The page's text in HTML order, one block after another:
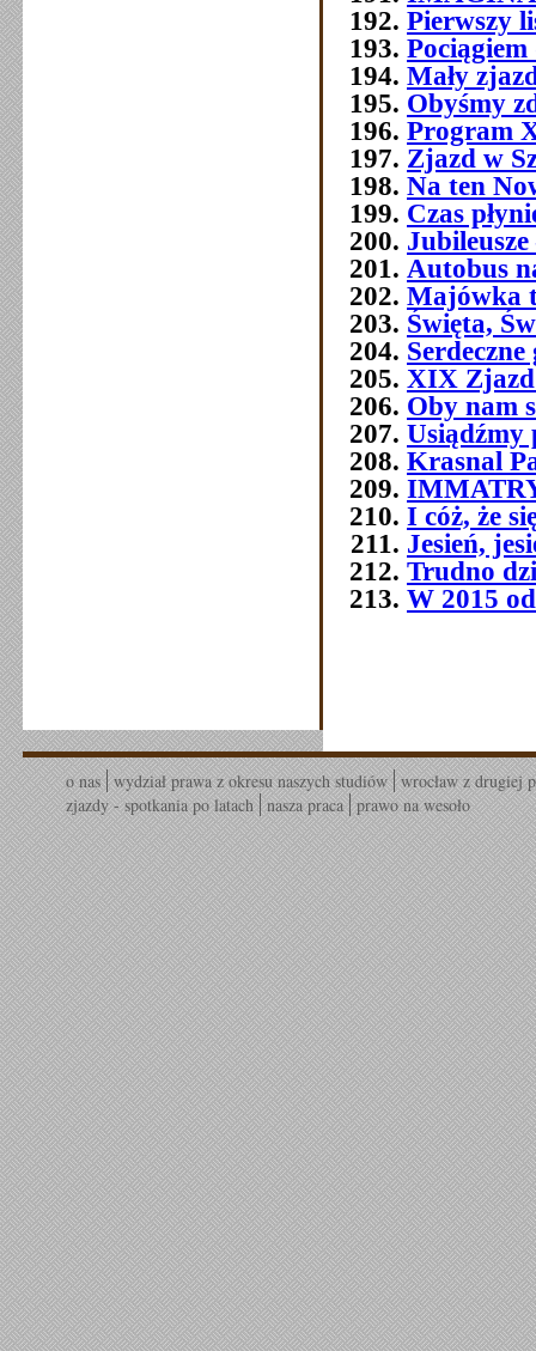
Pierwszy
Mały
Obyśmy
Program
Zjazd w
Na ten
Czas
Autobus
Majówka
Święta,
XIX Zjazd
Oby nam
Usiądźmy
Krasnal
I cóż, że
Jesień,
Trudno
W 2015
o nas wydział prawa z okresu naszych studiów wrocław z drugiej
zjazdy - spotkania po latach nasza praca prawo na wesoło